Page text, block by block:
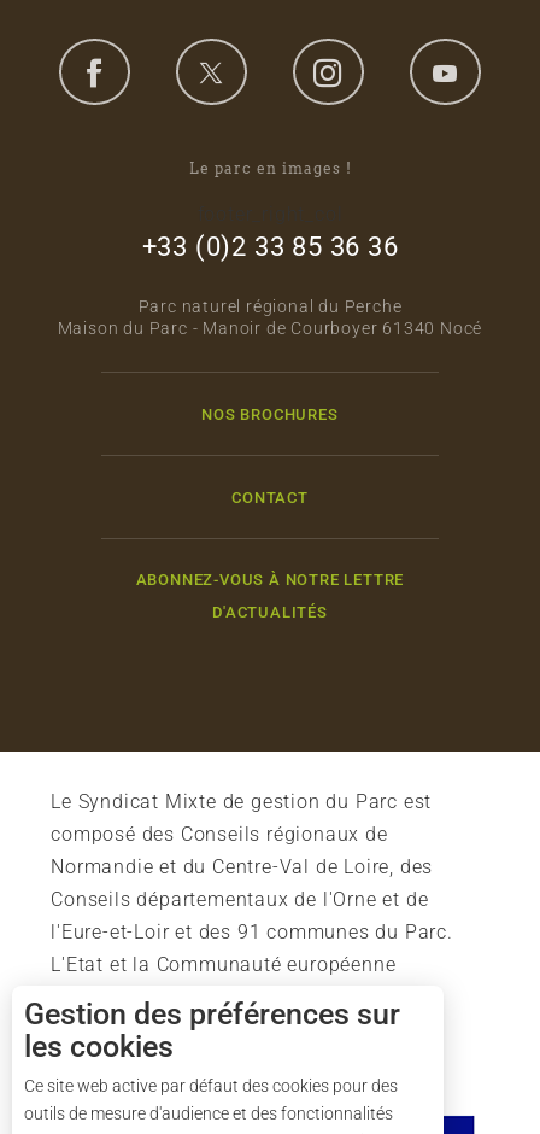
Description
Le parc en images !
+33 (0)2 33 85 36 36
Parc naturel régional du Perche
Maison du Parc - Manoir de Courboyer 61340 Nocé
NOS BROCHURES
CONTACT
ABONNEZ-VOUS À NOTRE LETTRE
D'ACTUALITÉS
Le Syndicat Mixte de gestion du Parc est
composé des Conseils régionaux de
Normandie et du Centre-Val de Loire, des
Conseils départementaux de l'Orne et de
l'Eure-et-Loir et des 91 communes du Parc.
L'Etat et la Communauté européenne
soutiennent également l'action du Parc.
Gestion des préférences sur
les cookies
Ce site web active par défaut des cookies pour des
outils de mesure d'audience et des fonctionnalités